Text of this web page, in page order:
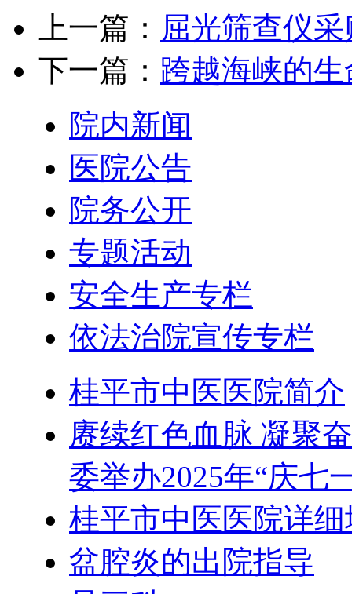
上一篇： 屈光筛查仪
下一篇： 跨越海峡的
院内新闻
医院公告
院务公开
专题活动
安全生产专栏
依法治院宣传专栏
桂平市中医医院简介
赓续红色血脉 凝聚
委举办2025年“庆七
桂平市中医医院详
盆腔炎的出院指导